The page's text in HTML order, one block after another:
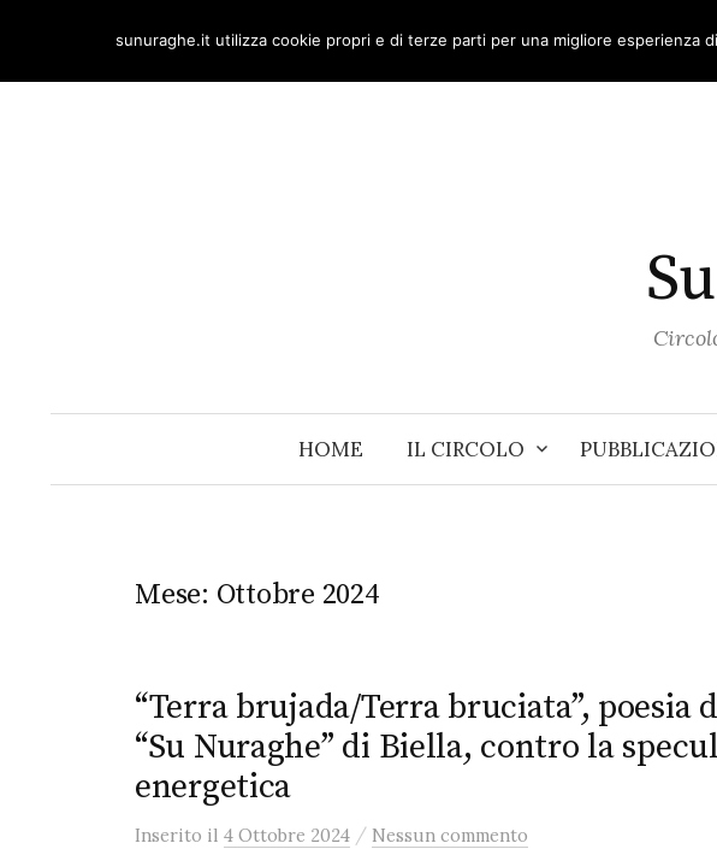
content
HOME IL CIRCOLO
Mese: Ottobre 2024
“Terra brujada/Terra bruciata”, poesia
“Su Nuraghe” di Biella, contro la
energetica
Inserito il 4 Ottobre 2024 / Nessun commento
sunuraghe.it utilizza cookie propri e di terze parti per una migliore esperienza